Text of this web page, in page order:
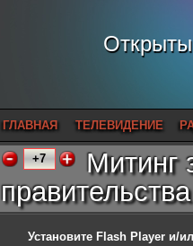
ГЛАВНАЯ ТЕЛЕВИДЕНИЕ
+7
Митинг
Установите Flash Player и/